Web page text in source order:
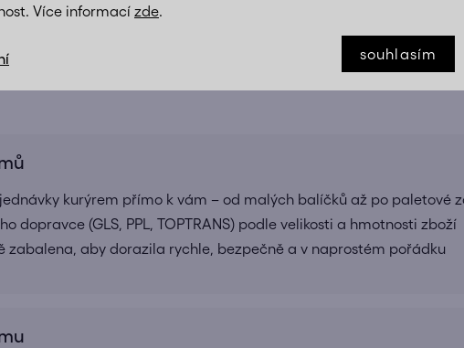
Více informací zde.
souhlasím
TĚŽKÉ VĚCI? MY VÁM S NIMI POMŮŽEME
kurýrem přímo k vám – od malých balíčků až po paletové
dopravce (GLS, PPL, TOPTRANS) podle velikosti a hmotnosti zboží
zabalena, aby dorazila rychle, bezpečně a v naprostém pořádku